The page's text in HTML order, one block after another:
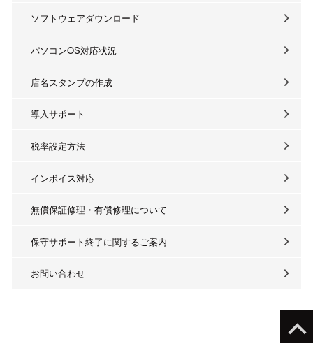
ソフトウェアダウンロード
パソコンOS対応状況
店名スタンプの作成
導入サポート
税率設定方法
インボイス対応
無償保証修理・有償修理について
保守サポート終了に関するご案内
お問い合わせ